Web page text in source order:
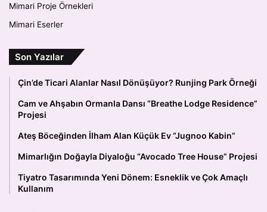
Mimari Proje Örnekleri
Mimari Eserler
Son Yazılar
Çin’de Ticari Alanlar Nasıl Dönüşüyor? Runjing Park Örneği
Cam ve Ahşabın Ormanla Dansı “Breathe Lodge Residence”
Projesi
Ateş Böceğinden İlham Alan Küçük Ev “Jugnoo Kabin”
Mimarlığın Doğayla Diyaloğu “Avocado Tree House” Projesi
Tiyatro Tasarımında Yeni Dönem: Esneklik ve Çok Amaçlı
Kullanım